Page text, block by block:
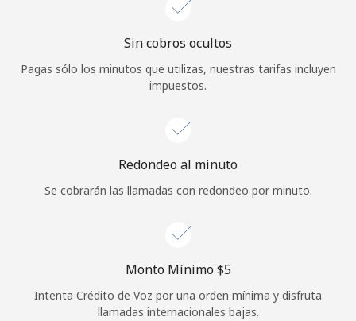
Iniciar Sesión
Continuar con
Sin cobros ocultos
Pagas sólo los minutos que utilizas, nuestras tarifas incluyen
impuestos.
Redondeo al minuto
Se cobrarán las llamadas con redondeo por minuto.
Monto Mínimo ⁦$5⁩
Intenta Crédito de Voz por una orden mínima y disfruta
llamadas internacionales bajas.